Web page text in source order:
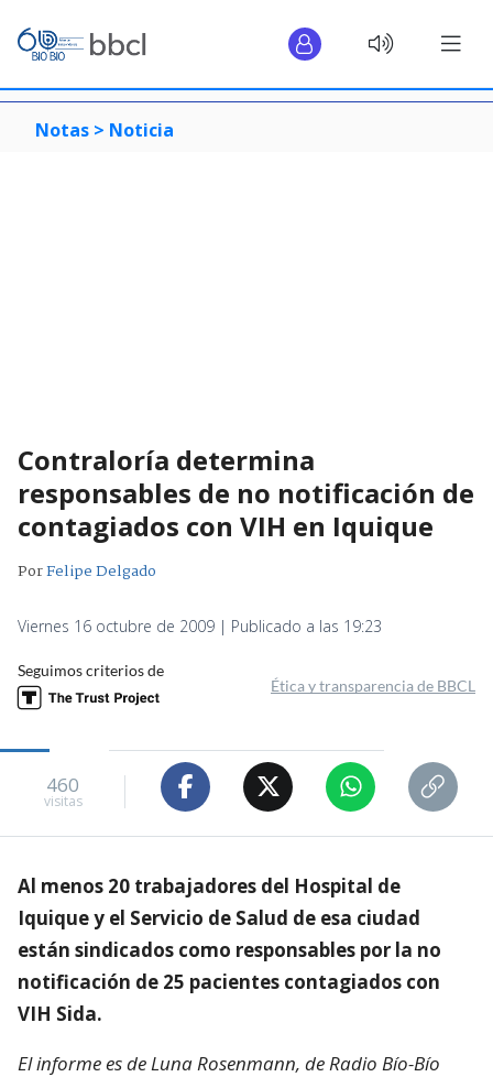
Notas > Noticia
Contraloría determina
responsables de no notificación de
contagiados con VIH en Iquique
PorFelipe Delgado
Viernes 16 octubre de 2009 | Publicado a las 19:23
Seguimos criterios de
Ética y transparencia de BBCL
460
visitas
Al menos 20 trabajadores del Hospital de
Iquique y el Servicio de Salud de esa ciudad
están sindicados como responsables por la no
notificación de 25 pacientes contagiados con
VIH Sida.
El informe es de Luna Rosenmann, de Radio Bío-Bío